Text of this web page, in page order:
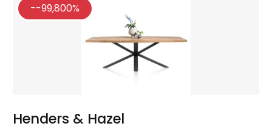
--99,800%
Henders & Hazel